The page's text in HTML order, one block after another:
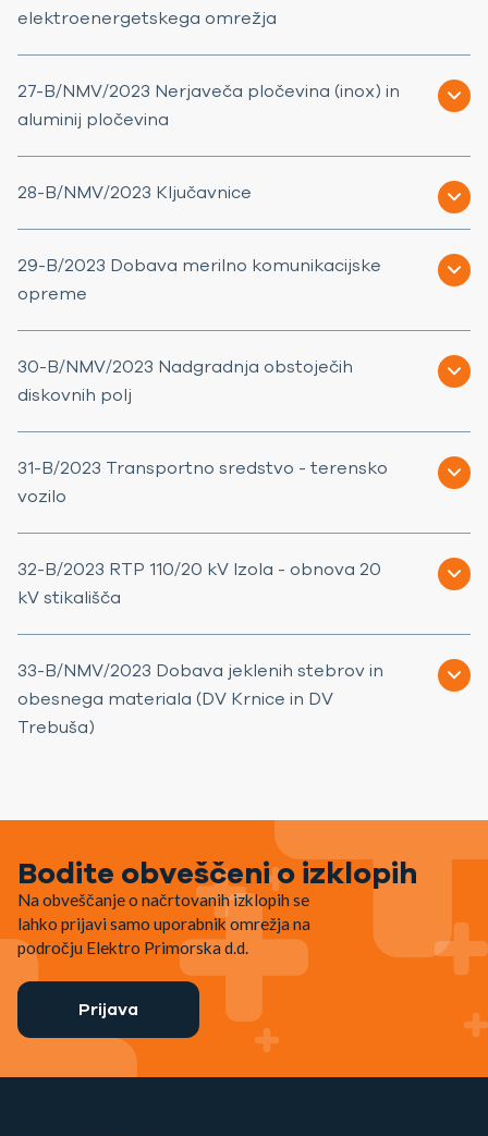
elektroenergetskega omrežja
27-B/NMV/2023 Nerjaveča pločevina (inox) in
aluminij pločevina
28-B/NMV/2023 Ključavnice
29-B/2023 Dobava merilno komunikacijske
opreme
30-B/NMV/2023 Nadgradnja obstoječih
diskovnih polj
31-B/2023 Transportno sredstvo - terensko
vozilo
32-B/2023 RTP 110/20 kV Izola - obnova 20
kV stikališča
33-B/NMV/2023 Dobava jeklenih stebrov in
obesnega materiala (DV Krnice in DV
Trebuša)
Bodite obveščeni o izklopih
Na obveščanje o načrtovanih izklopih se
lahko prijavi samo uporabnik omrežja na
področju Elektro Primorska d.d.
Prijava